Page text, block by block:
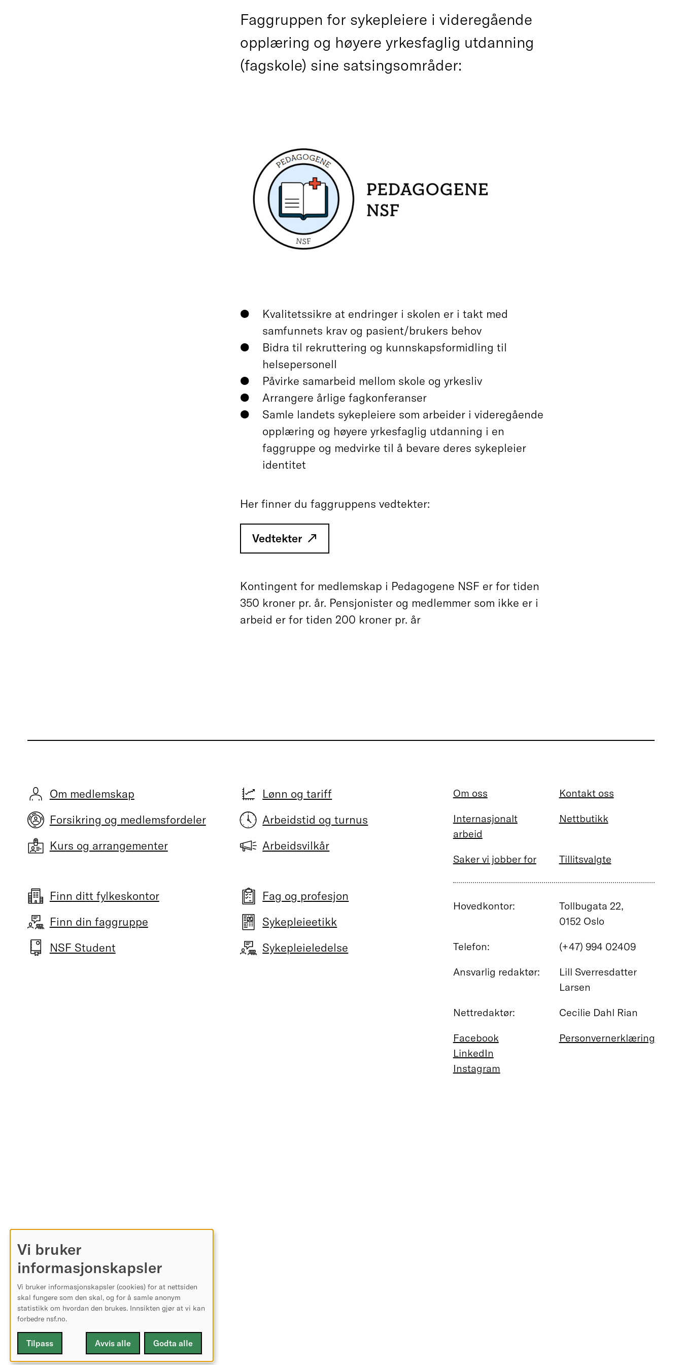
Faggruppen for sykepleiere i videregående
opplæring og høyere yrkesfaglig utdanning
(fagskole) sine satsingsområder:
Kvalitetssikre at endringer i skolen er i takt med
samfunnets krav og pasient/brukers behov
Bidra til rekruttering og kunnskapsformidling til
helsepersonell
Påvirke samarbeid mellom skole og yrkesliv
Arrangere årlige fagkonferanser
Samle landets sykepleiere som arbeider i videregående
opplæring og høyere yrkesfaglig utdanning i en
faggruppe og medvirke til å bevare deres sykepleier
identitet
Her finner du faggruppens vedtekter:
Vedtekter
Kontingent for medlemskap i Pedagogene NSF er for tiden
350 kroner pr. år. Pensjonister og medlemmer som ikke er i
arbeid er for tiden 200 kroner pr. år
Om medlemskap
Forsikring og medlemsfordeler
Kurs og arrangementer
Finn ditt fylkeskontor
Finn din faggruppe
NSF Student
Lønn og tariff
Arbeidstid og turnus
Arbeidsvilkår
Fag og profesjon
Sykepleieetikk
Sykepleieledelse
Om oss
Kontakt oss
Internasjonalt
arbeid
Nettbutikk
Saker vi jobber for Tillitsvalgte
Hovedkontor:
Tollbugata 22,
0152 Oslo
Telefon:
(+47) 994 02409
Ansvarlig redaktør:
Lill Sverresdatter
Larsen
Nettredaktør:
Cecilie Dahl Rian
Facebook
LinkedIn
Instagram
Personvernerklæring
Vi bruker
informasjonskapsler
Vi bruker informasjonskapsler (cookies) for at nettsiden
skal fungere som den skal, og for å samle anonym
statistikk om hvordan den brukes. Innsikten gjør at vi kan
forbedre nsf.no.
Tilpass Avvis alle Godta alle